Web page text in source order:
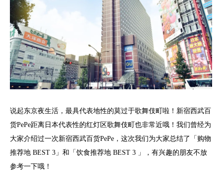
说起东京夜生活，最具代表地性的莫过于歌舞伎町啦！新宿西武百
货PePe距离日本代表性的红灯区歌舞伎町也非常近哦！我们曾经为
大家介绍过一次新宿西武百货PePe，这次我们为大家总结了「购物
推荐地 BEST 3」和「饮食推荐地 BEST 3 」，有兴趣的朋友不放
参考一下哦！